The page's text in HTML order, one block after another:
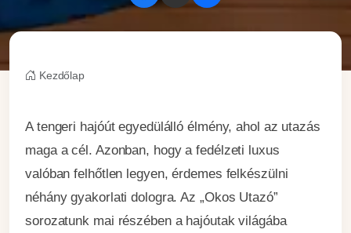
Kezdőlap
A tengeri hajóút egyedülálló élmény, ahol az utazás
maga a cél. Azonban, hogy a fedélzeti luxus
valóban felhőtlen legyen, érdemes felkészülni
néhány gyakorlati dologra. Az „Okos Utazó”
sorozatunk mai részében a hajóutak világába
×